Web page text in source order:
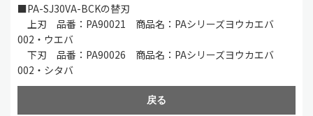
■PA-SJ30VA-BCKの替刃
上刃 品番：PA90021 商品名：PAシリーズヨウカエバ
002・ウエバ
下刃 品番：PA90026 商品名：PAシリーズヨウカエバ
002・シタバ
戻る